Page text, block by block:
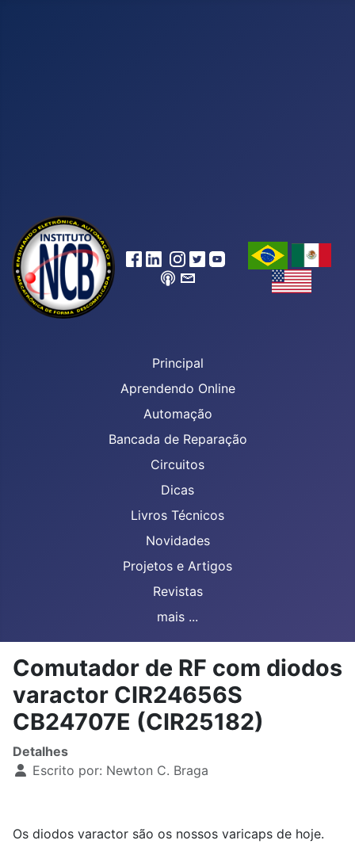
Principal
Aprendendo Online
Automação
Bancada de Reparação
Circuitos
Dicas
Livros Técnicos
Novidades
Projetos e Artigos
Revistas
mais ...
Comutador de RF com diodos
varactor CIR24656S
CB24707E (CIR25182)
Detalhes
Escrito por: Newton C. Braga
Os diodos varactor são os nossos varicaps de hoje.